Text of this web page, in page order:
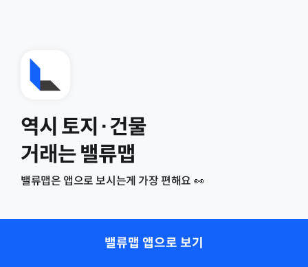
역시 토지·건물
거래는 밸류맵
밸류맵은 앱으로 보시는게 가장 편해요 👀
밸류맵 앱으로 보기